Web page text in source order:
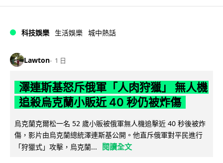
科技娛樂 生活娛樂 城中熱話
Lawton 1 日
澤連斯基怒斥俄軍「人肉狩獵」 無人機
追殺烏克蘭小販近 40 秒仍被炸傷
烏克蘭克爾松一名 52 歲小販被俄軍無人機追擊近 40 秒後被炸
傷，影片由烏克蘭總統澤連斯基公開。他直斥俄軍對平民進行
「狩獵式」攻擊，烏克蘭...
閱讀全文